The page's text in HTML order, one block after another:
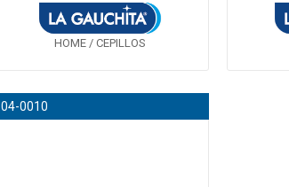
HOME / CEPILLOS
04-0010